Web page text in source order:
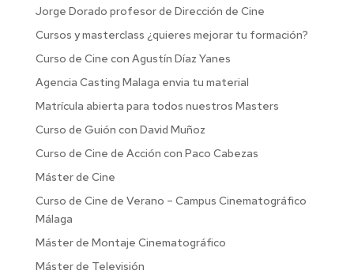
Jorge Dorado profesor de Dirección de Cine
Cursos y masterclass ¿quieres mejorar tu formación?
Curso de Cine con Agustín Díaz Yanes
Agencia Casting Malaga envia tu material
Matrícula abierta para todos nuestros Masters
Curso de Guión con David Muñoz
Curso de Cine de Acción con Paco Cabezas
Máster de Cine
Curso de Cine de Verano – Campus Cinematográfico
Málaga
Máster de Montaje Cinematográfico
Máster de Televisión